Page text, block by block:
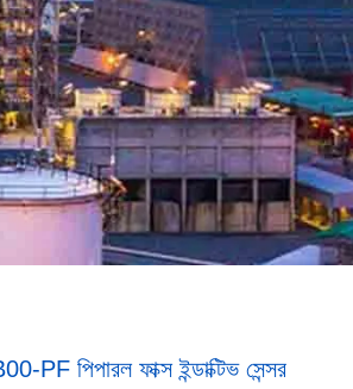
পিপারল ফাক্স ইন্ডাক্টিভ সেন্সর